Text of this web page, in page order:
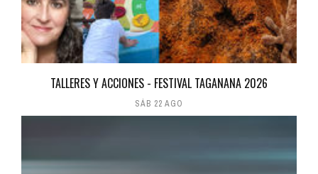
TALLERES Y ACCIONES - FESTIVAL TAGANANA 2026
SÁB 22 AGO